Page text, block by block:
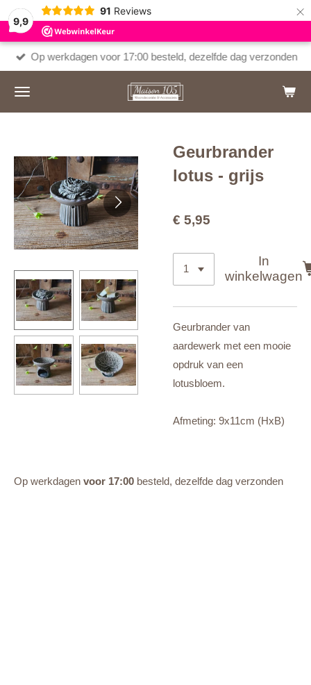
9,9
91 Reviews ×
Op werkdagen voor 17:00 besteld, dezelfde dag verzonden
Geurbrander
lotus - grijs
€ 5,95
In
winkelwagen
Geurbrander van
aardewerk met een mooie
opdruk van een
lotusbloem.
Afmeting: 9x11cm (HxB)
Op werkdagen voor 17:00 besteld, dezelfde dag verzonden